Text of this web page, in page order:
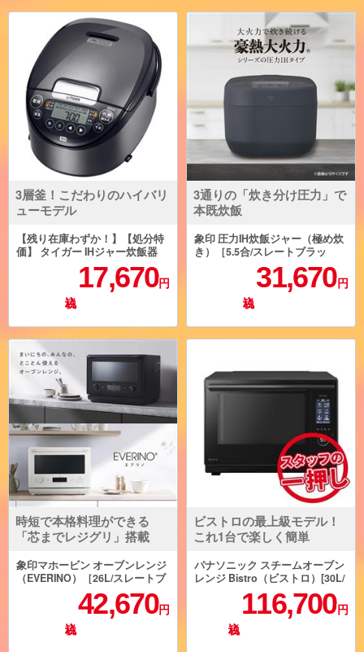
3層釜！こだわりのハイバリ
ューモデル
【残り在庫わずか！】【処分特
価】 タイガー IHジャー炊飯器
炊きたて 5.5合 ダークグレー JP
17,670円
3通りの「炊き分け圧力」で
本既炊飯
象印 圧力IH炊飯ジャー（極め炊
き）［5.5合/スレートブラッ
ク］ NWYC10-BZ31,670 円
時短で本格料理ができる
「芯までレジグリ」搭載
象印マホービン オーブンレンジ
（EVERINO）［26L/スレートブ
ラック］ ESGX26-BM42,670円
ビストロの最上級モデル！
これ1台で楽しく簡単
パナソニック スチームオーブン
レンジ Bistro（ビストロ）[30L/
2段調理対応/両面グリル対応/ス
マホ対応/ブラック] NE-UBS10D-
116,700 円